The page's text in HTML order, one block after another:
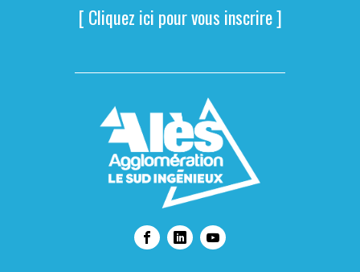
[ Cliquez ici pour vous inscrire ]